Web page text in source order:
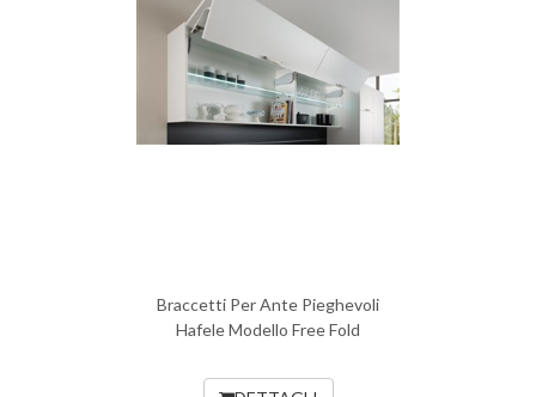
Braccetti Per Ante Pieghevoli
Hafele Modello Free Fold